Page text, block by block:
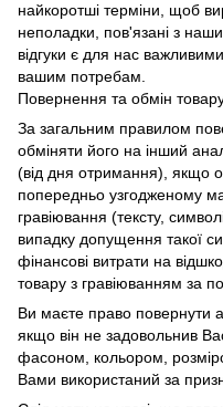
найкоротші терміни, щоб
неполадки, пов'язані з
відгуки є для нас
вашим потребам.
Повернення та обмін
За загальним правилом
обміняти його на інший
(від дня отримання), якщо
попередньо узгодженому
гравіювання (тексту,
випадку допущення такої
фінансові витрати на
товару з гравіюванням за
Ви маєте право повернути
якщо він не задовольнив
фасоном, кольором,
Вами використаний за